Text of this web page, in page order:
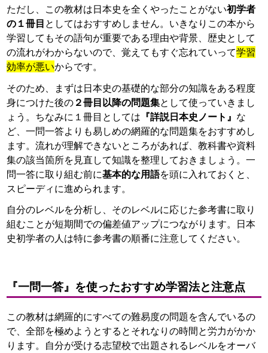
ただし、この教材は日本史を全くやったことがない初学者
の１冊目 としてはおすすめしません。いきなりこの本から
学習してもその語句が重要である理由や背景、歴史として
の流れがわからないので、覚えてもすぐ忘れていって学習
効率が悪いからです。
そのため、まずは日本史の基礎的な部分の知識をある程度
身につけた後の ２冊目以降の問題集として使っていきまし
ょう。ちなみに１冊目としては 『詳説日本史ノート』 な
ど、一問一答よりも易しめの網羅的な問題集をおすすめし
ます。流れが理解できないところがあれば、教科書や資料
集の該当箇所を見直して知識を整理しておきましょう。一
問一答に取り組む前に基本的な用語を頭に入れておくと、
スピーディに進められます。
自分のレベルを分析し、そのレベルに応じた参考書に取り
組むことが短期間での偏差値アップにつながります。日本
史初学者の人は特に参考書の順番に注意してください。
『一問一答』を使ったおすすめ学習法と注意点
この教材は網羅的にすべての難易度の問題を含んでいるの
で、全部を極めようとするとそれなりの時間と労力がかか
ります。自分が受ける志望校で出題されるレベルをオーバ